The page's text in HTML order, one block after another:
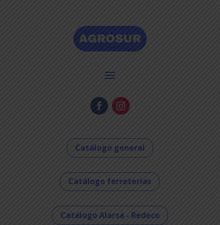
Catálogo general
Catálogo ferreterías
Catálogo Alarsa - Redeco